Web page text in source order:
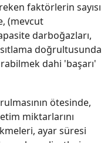
faktörlerin sayısı
(mevcut
darboğazları,
doğrultusunda
dahi 'başarı'
ötesinde,
miktarlarını
ayar süresi